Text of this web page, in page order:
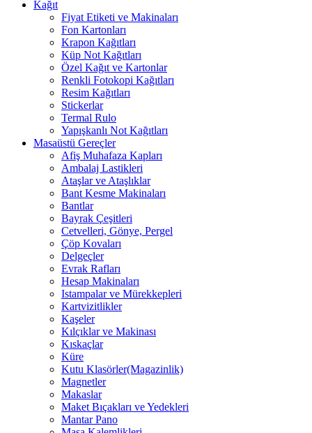
Kağıt
Fiyat Etiketi ve Makinaları
Fon Kartonları
Krapon Kağıtları
Küp Not Kağıtları
Özel Kağıt ve Kartonlar
Renkli Fotokopi Kağıtları
Resim Kağıtları
Stickerlar
Termal Rulo
Yapışkanlı Not Kağıtları
Masaüstü Gereçler
Afiş Muhafaza Kapları
Ambalaj Lastikleri
Ataşlar ve Ataşlıklar
Bant Kesme Makinaları
Bantlar
Bayrak Çeşitleri
Cetvelleri, Gönye, Pergel
Çöp Kovaları
Delgeçler
Evrak Rafları
Hesap Makinaları
Istampalar ve Mürekkepleri
Kartvizitlikler
Kaşeler
Kılçıklar ve Makinası
Kıskaçlar
Küre
Kutu Klasörler(Magazinlik)
Magnetler
Makaslar
Maket Bıçakları ve Yedekleri
Mantar Pano